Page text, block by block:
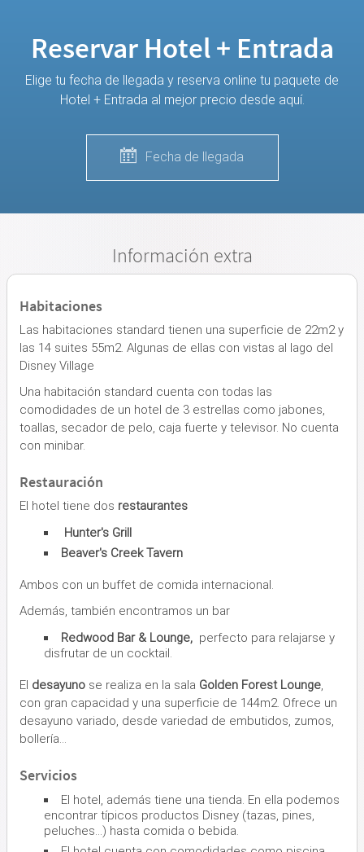
Reservar Hotel + Entrada
Elige tu fecha de llegada y reserva online tu paquete de
Hotel + Entrada al mejor precio desde aquí.
Fecha de llegada
Información extra
Habitaciones
Las habitaciones standard tienen una superficie de 22m2 y
las 14 suites 55m2. Algunas de ellas con vistas al lago del
Disney Village
Una habitación standard cuenta con todas las
comodidades de un hotel de 3 estrellas como jabones,
toallas, secador de pelo, caja fuerte y televisor. No cuenta
con minibar.
Restauración
El hotel tiene dos restaurantes
Hunter's Grill
Beaver's Creek Tavern
Ambos con un buffet de comida internacional.
Además, también encontramos un bar
Redwood Bar & Lounge, perfecto para relajarse y
disfrutar de un cocktail.
El desayuno se realiza en la sala Golden Forest Lounge,
con gran capacidad y una superficie de 144m2. Ofrece un
desayuno variado, desde variedad de embutidos, zumos,
bollería...
Servicios
El hotel, además tiene una tienda. En ella podemos
encontrar típicos productos Disney (tazas, pines,
peluches...) hasta comida o bebida.